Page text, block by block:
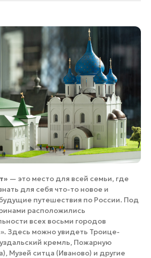
— это место для всей семьи, где
для себя что-то новое и
путешествия по России. Под
расположились
всех восьми городов
Здесь можно увидеть Троице-
кремль, Пожарную
Музей ситца (Иваново) и другие